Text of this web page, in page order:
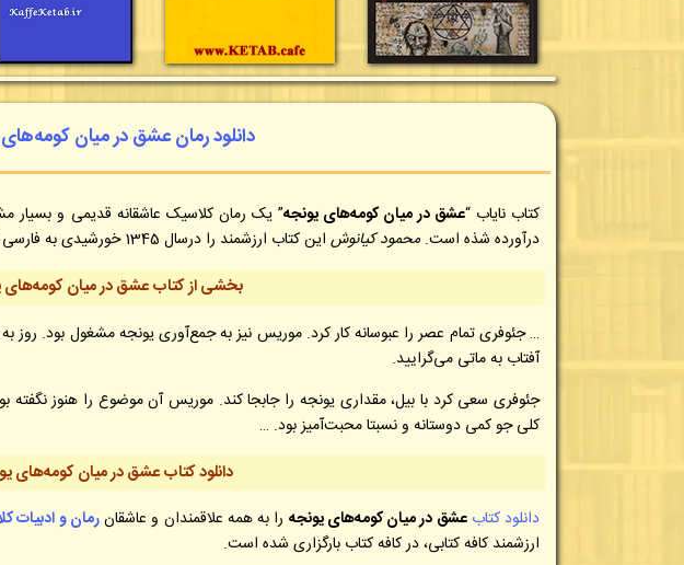
دانلود رمان عشق در میان
کتاب نایاب “عشق در میان کومه‌های یونجه” یک رمان کلاسیک عاشقانه قدیمی و
درآورده شذه است.محمود کیانوش این کتاب ارزشمند را درسال 1345 خورشیدی به فارسی ترجمه و منتشر کرده است.
بخشی از کتاب عشق در میان کومه‌های
… جئوفری تمام عصر را عبوسانه کار کرد. موریس نیز به جمع‌آوری یونجه مشغول بود.
آفتاب به ماتی می‌گرایید.
جئوفری سعی کرد با بیل، مقداری یونجه را جابجا کند. موریس آن موضوع را هنوز نگفته
کلی جو کمی دوستانه و نسبتا محبت‌آمیز بود. …
دانلود کتاب عشق در میان کومه‌های
دانلود کتاب عشق در میان کومه‌های یونجه را به همه علاقمندان و عاشقانرمان و ادبیات
ارزشمند کافه کتابی، در کافه کتاب بارگزاری شده است.